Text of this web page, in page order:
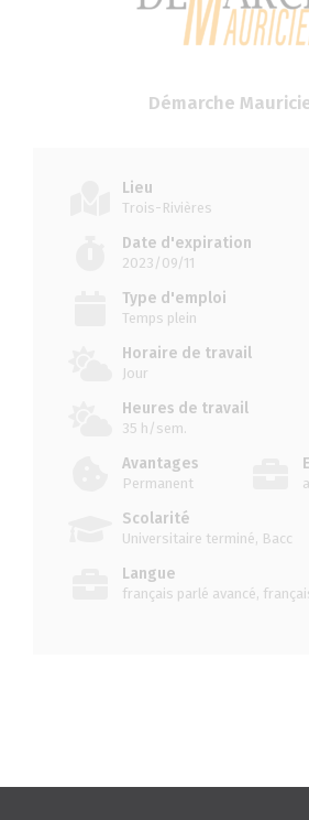
Démarche
Lieu
Trois-Rivières
Date d'expiration
2023/09/11
Type d'emploi
Temps plein
Horaire de travail
Jour
Heures de travail
35 h/sem.
Avantages
Permanent
Scolarité
Universitaire terminé, Bacc
Langue
français parlé avancé,